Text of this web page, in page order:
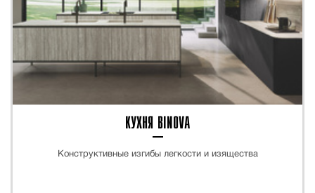
КУХНЯ BINOVA
Конструктивные изгибы легкости и изящества